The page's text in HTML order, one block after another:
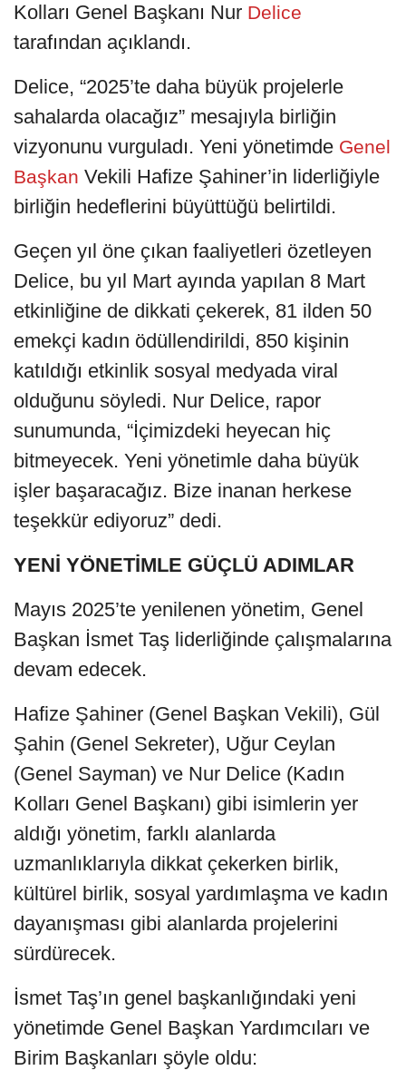
Kolları Genel Başkanı Nur Delice
tarafından açıklandı.
Delice, “2025’te daha büyük projelerle
sahalarda olacağız” mesajıyla birliğin
vizyonunu vurguladı. Yeni yönetimde Genel
Başkan Vekili Hafize Şahiner’in liderliğiyle
birliğin hedeflerini büyüttüğü belirtildi.
Geçen yıl öne çıkan faaliyetleri özetleyen
Delice, bu yıl Mart ayında yapılan 8 Mart
etkinliğine de dikkati çekerek, 81 ilden 50
emekçi kadın ödüllendirildi, 850 kişinin
katıldığı etkinlik sosyal medyada viral
olduğunu söyledi. Nur Delice, rapor
sunumunda, “İçimizdeki heyecan hiç
bitmeyecek. Yeni yönetimle daha büyük
işler başaracağız. Bize inanan herkese
teşekkür ediyoruz” dedi.
YENİ YÖNETİMLE GÜÇLÜ ADIMLAR
Mayıs 2025’te yenilenen yönetim, Genel
Başkan İsmet Taş liderliğinde çalışmalarına
devam edecek.
Hafize Şahiner (Genel Başkan Vekili), Gül
Şahin (Genel Sekreter), Uğur Ceylan
(Genel Sayman) ve Nur Delice (Kadın
Kolları Genel Başkanı) gibi isimlerin yer
aldığı yönetim, farklı alanlarda
uzmanlıklarıyla dikkat çekerken birlik,
kültürel birlik, sosyal yardımlaşma ve kadın
dayanışması gibi alanlarda projelerini
sürdürecek.
İsmet Taş’ın genel başkanlığındaki yeni
yönetimde Genel Başkan Yardımcıları ve
Birim Başkanları şöyle oldu: